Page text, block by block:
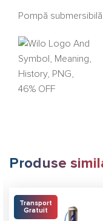
Pompă
Produse
Transport
Gratuit